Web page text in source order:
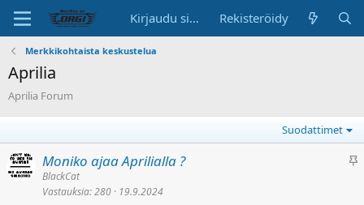
Kirjaudu sisään Rekisteröidy
Merkkikohtaista keskustelua
Aprilia
Aprilia Forum
Suodattimet
K
Moniko ajaa Aprilialla ?
BlackCat
Vastauksia 280 19.9.2024